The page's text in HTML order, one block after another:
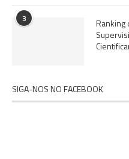
3
Ranking
SIGA-NOS NO FACEBOOK